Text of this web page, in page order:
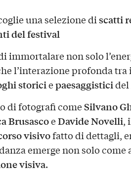
una selezione discatti
del festival
immortalare non solo
l’interazione profonda tra
storiciepaesaggistici
di fotografi comeSilvano
BrusascoeDavide Novelli,
visivofatto di dettagli,
emerge non solo
visiva.